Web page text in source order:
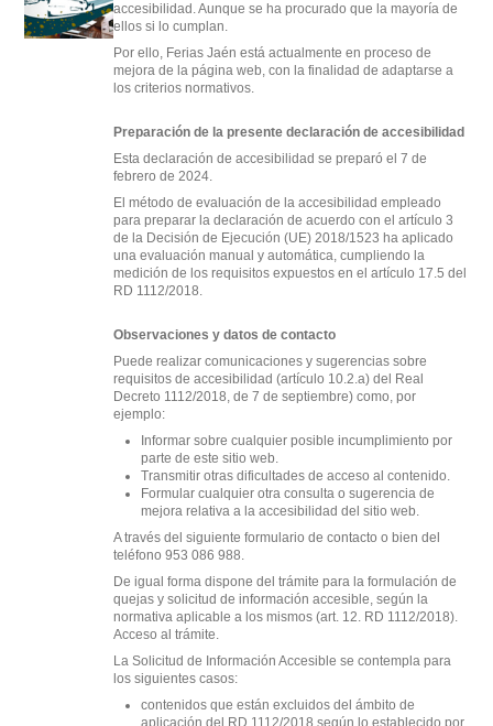
accesibilidad. Aunque se ha procurado que la mayoría de
ellos si lo cumplan.
Por ello, Ferias Jaén está actualmente en proceso de
mejora de la página web, con la finalidad de adaptarse a
los criterios normativos.
Preparación de la presente declaración de accesibilidad
Esta declaración de accesibilidad se preparó el 7 de
febrero de 2024.
El método de evaluación de la accesibilidad empleado
para preparar la declaración de acuerdo con el artículo 3
de la Decisión de Ejecución (UE) 2018/1523 ha aplicado
una evaluación manual y automática, cumpliendo la
medición de los requisitos expuestos en el artículo 17.5 del
RD 1112/2018.
Observaciones y datos de contacto
Puede realizar comunicaciones y sugerencias sobre
requisitos de accesibilidad (artículo 10.2.a) del Real
Decreto 1112/2018, de 7 de septiembre) como, por
ejemplo:
Informar sobre cualquier posible incumplimiento por
parte de este sitio web.
Transmitir otras dificultades de acceso al contenido.
Formular cualquier otra consulta o sugerencia de
mejora relativa a la accesibilidad del sitio web.
A través del siguiente formulario de contacto o bien del
teléfono 953 086 988.
De igual forma dispone del trámite para la formulación de
quejas y solicitud de información accesible, según la
normativa aplicable a los mismos (art. 12. RD 1112/2018).
Acceso al trámite.
La Solicitud de Información Accesible se contempla para
los siguientes casos:
contenidos que están excluidos del ámbito de
aplicación del RD 1112/2018 según lo establecido por